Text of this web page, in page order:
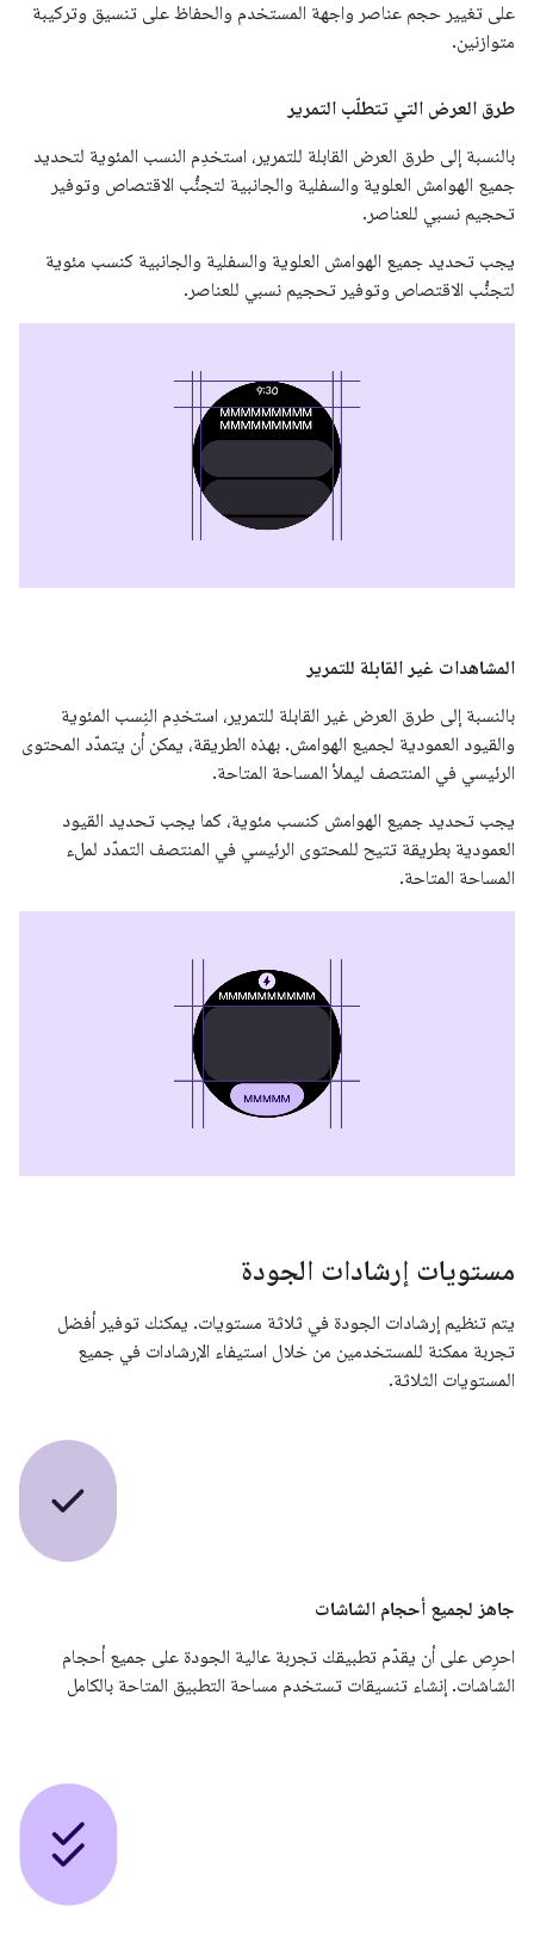
على تغيير حجم عناصر واجهة المستخدم والحفاظ على تنسيق وتركيبة
متوازنين.
طرق العرض التي تتطلّب التمرير
بالنسبة إلى طرق العرض القابلة للتمرير، استخدِم النسب المئوية لتحديد
جميع الهوامش العلوية والسفلية والجانبية لتجنُّب الاقتصاص وتوفير
تحجيم نسبي للعناصر.
يجب تحديد جميع الهوامش العلوية والسفلية والجانبية كنسب مئوية
لتجنُّب الاقتصاص وتوفير تحجيم نسبي للعناصر.
المشاهدات غير القابلة للتمرير
بالنسبة إلى طرق العرض غير القابلة للتمرير، استخدِم النِسب المئوية
والقيود العمودية لجميع الهوامش. بهذه الطريقة، يمكن أن يتمدّد المحتوى
الرئيسي في المنتصف ليملأ المساحة المتاحة.
يجب تحديد جميع الهوامش كنسب مئوية، كما يجب تحديد القيود
العمودية بطريقة تتيح للمحتوى الرئيسي في المنتصف التمدّد لملء
المساحة المتاحة.
مستويات إرشادات الجودة
يتم تنظيم إرشادات الجودة في ثلاثة مستويات. يمكنك توفير أفضل
تجربة ممكنة للمستخدمين من خلال استيفاء الإرشادات في جميع
المستويات الثلاثة.
جاهز لجميع أحجام الشاشات
احرِص على أن يقدّم تطبيقك تجربة عالية الجودة على جميع أحجام
الشاشات. إنشاء تنسيقات تستخدم مساحة التطبيق المتاحة بالكامل